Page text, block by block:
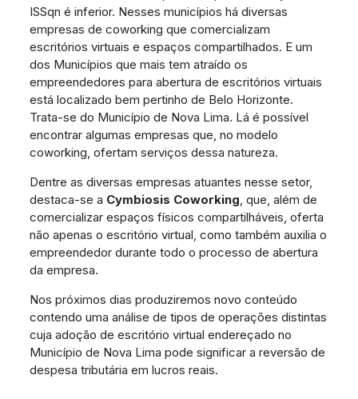
ISSqn é inferior. Nesses municípios há diversas
empresas de coworking que comercializam
escritórios virtuais e espaços compartilhados. E um
dos Municípios que mais tem atraído os
empreendedores para abertura de escritórios virtuais
está localizado bem pertinho de Belo Horizonte.
Trata-se do Município de Nova Lima. Lá é possível
encontrar algumas empresas que, no modelo
coworking, ofertam serviços dessa natureza.
Dentre as diversas empresas atuantes nesse setor,
destaca-se a Cymbiosis Coworking , que, além de
comercializar espaços físicos compartilháveis, oferta
não apenas o escritório virtual, como também auxilia o
empreendedor durante todo o processo de abertura
da empresa.
Nos próximos dias produziremos novo conteúdo
contendo uma análise de tipos de operações distintas
cuja adoção de escritório virtual endereçado no
Município de Nova Lima pode significar a reversão de
despesa tributária em lucros reais.